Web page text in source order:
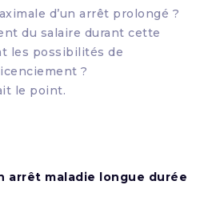
d’un arrêt prolongé ?
du salaire durant cette
les possibilités de
?
le point.
arrêt maladie longue durée